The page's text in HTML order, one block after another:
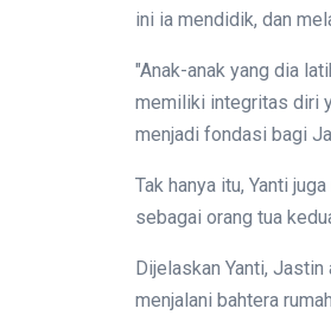
ini ia mendidik, dan
"Anak-anak yang dia
memiliki integritas diri
menjadi fondasi bagi
Tak hanya itu, Yanti
sebagai orang tua
Dijelaskan Yanti,
menjalani bahtera